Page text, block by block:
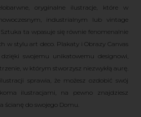
oryginalne ilustracje, które w
industrialnym lub vintage
ta wpasuje się równie fenomenalnie
w stylu art deco. Plakaty i Obrazy Canvas
swojemu unikatowemu designowi,
w którym stworzysz niezwykłą aurę.
sprawia, że możesz ozdobić swój
ilustracjami, na pewno znajdziesz
ścianę do swojego Domu.